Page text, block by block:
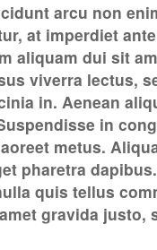
arcu non
at imperdiet
aliquam dui sit
viverra lectus,
in. Aenean
in
metus.
pharetra
quis tellus
gravida justo,